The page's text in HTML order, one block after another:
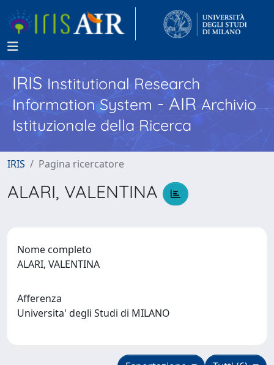
IRISInstitutional Research
Information System - AIR Archivio
Istituzionale della Ricerca
IRIS Pagina ricercatore
ALARI, VALENTINA
Nome completo
ALARI, VALENTINA
Afferenza
Universita' degli Studi di MILANO